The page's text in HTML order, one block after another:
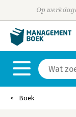
Op
Boek